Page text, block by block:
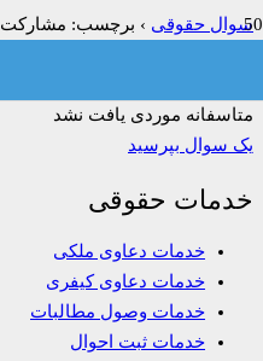
سوال حقوقی › برچسب: مشارکت
متاسفانه موردی یافت نشد
یک سوال بپرسید
خدمات حقوقی
خدمات دعاوی ملکی
خدمات دعاوی کیفری
خدمات وصول مطالبات
خدمات ثبت احوال